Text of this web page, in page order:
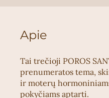
Apie
Tai trečioji POROS
prenumeratos tema,
ir moterų
pokyčiams aptarti.